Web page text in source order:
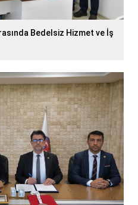
Bedelsiz Hizmet ve İş